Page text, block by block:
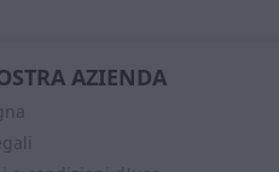
AZIENDA